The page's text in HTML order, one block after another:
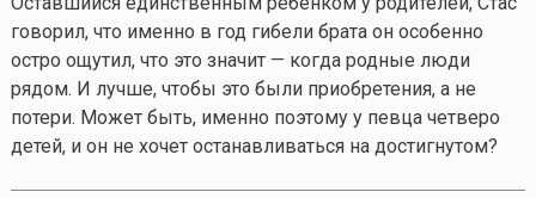
говорил, что именно в год гибели брата он особенно
остро ощутил, что это значит — когда родные люди
рядом. И лучше, чтобы это были приобретения, а не
потери. Может быть, именно поэтому у певца четверо
детей, и он не хочет останавливаться на достигнутом?